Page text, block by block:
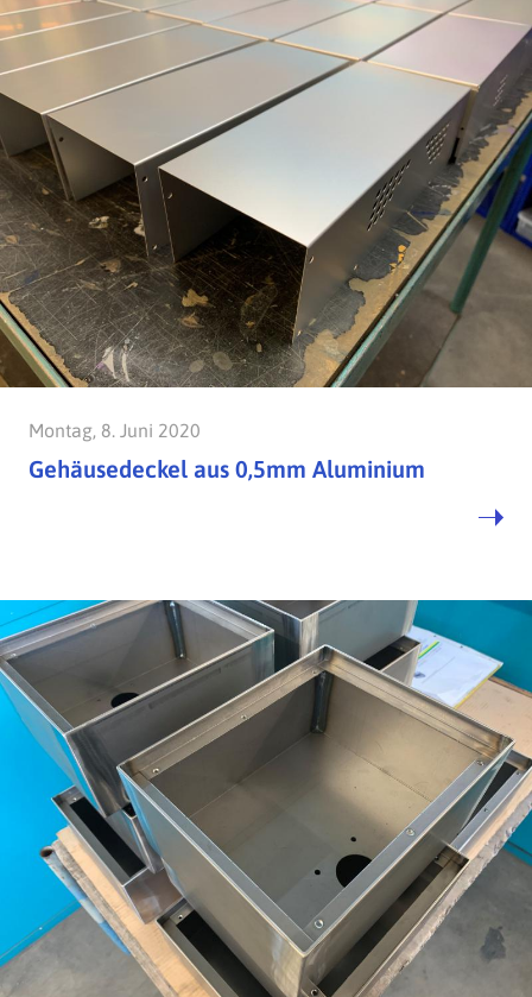
Montag, 8. Juni 2020
Gehäusedeckel aus 0,5mm Aluminium